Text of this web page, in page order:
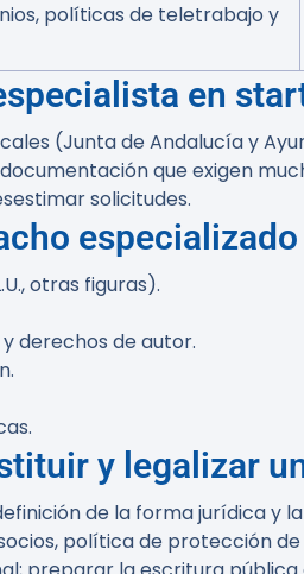
políticas de teletrabajo y
en
(Junta de Andalucía y
que exigen
solicitudes.
especializado
otras figuras).
derechos de autor.
y legalizar
de la forma jurídica y
política de protección